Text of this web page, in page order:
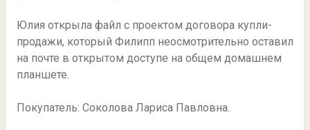
Юлия открыла файл с проектом договора купли-
продажи, который Филипп неосмотрительно оставил
на почте в открытом доступе на общем домашнем
планшете.
Покупатель: Соколова Лариса Павловна.